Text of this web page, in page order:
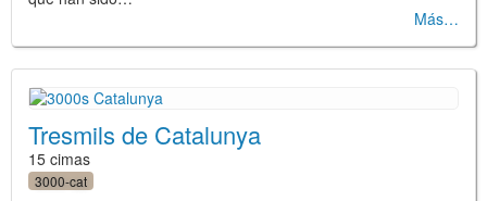
Más
Tresmils de Catalunya
15 cimas
3000-cat